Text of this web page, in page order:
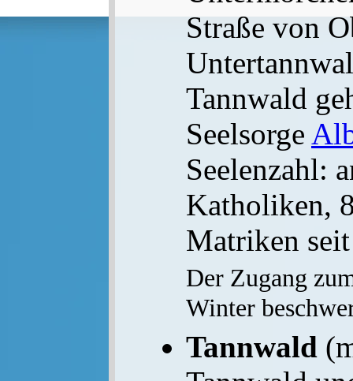
Straße von
Tannwald
Seelsorge
Seelenzahl:
Katholiken,
Matriken
Der Zugang
Winter
Tannwald